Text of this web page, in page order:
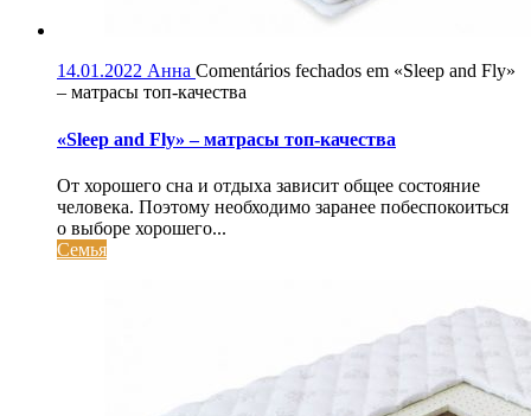
14.01.2022 Анна Comentários fechados em «Sleep and Fly»
– матрасы топ-качества
«Sleep and Fly» – матрасы топ-качества
От хорошего сна и отдыха зависит общее состояние
человека. Поэтому необходимо заранее побеспокоиться
о выборе хорошего...
Семья